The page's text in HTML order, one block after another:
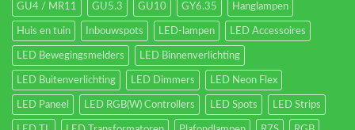
GU4 / MR11 GU5.3 GU10 GY6.35 Hanglampen
Huis en tuin Inbouwspots LED-lampen LED Accessoires
LED Bewegingsmelders LED Binnenverlichting
LED Buitenverlichting LED Dimmers LED Neon Flex
LED Paneel LED RGB(W) Controllers LED Spots LED Strips